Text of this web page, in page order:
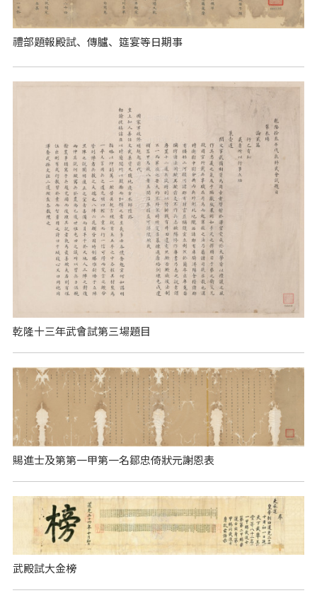
禮部題報殿試、傳臚、筵宴等日期事
乾隆十三年武會試第三場題目
賜進士及第第一甲第一名鄒忠倚狀元謝恩表
武殿試大金榜